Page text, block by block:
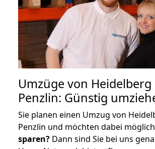
Umzüge von Heidelberg
Penzlin: Günstig
Sie planen einen Umzug von
Penzlin und möchten dabei
sparen? Dann sind Sie bei uns